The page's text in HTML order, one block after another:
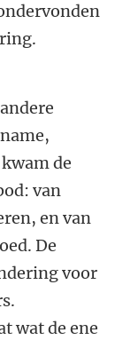
de
van
en van
De
voor
wat de ene